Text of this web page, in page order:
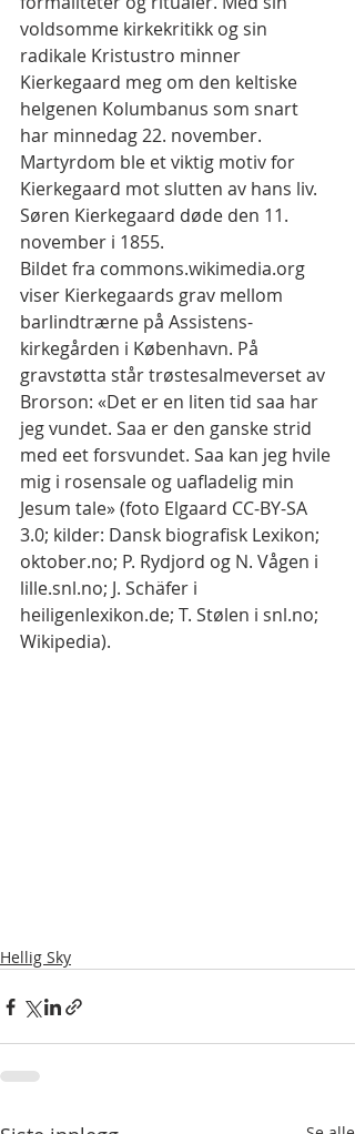
voldsomme kirkekritikk og sin
radikale Kristustro minner
Kierkegaard meg om den keltiske
helgenen Kolumbanus som snart
har minnedag 22. november.
Martyrdom ble et viktig motiv for
Kierkegaard mot slutten av hans liv.
Søren Kierkegaard døde den 11.
november i 1855.
Bildet fra commons.wikimedia.org
viser Kierkegaards grav mellom
barlindtrærne på Assistens-
kirkegården i København. På
gravstøtta står trøstesalmeverset av
Brorson: «Det er en liten tid saa har
jeg vundet. Saa er den ganske strid
med eet forsvundet. Saa kan jeg hvile
mig i rosensale og uafladelig min
Jesum tale» (foto Elgaard CC-BY-SA
3.0; kilder: Dansk biografisk Lexikon;
oktober.no; P. Rydjord og N. Vågen i
lille.snl.no; J. Schäfer i
heiligenlexikon.de; T. Stølen i snl.no;
Wikipedia).
Hellig Sky